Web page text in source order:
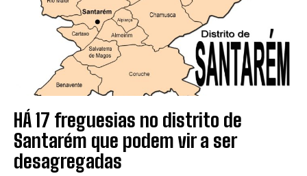
HÁ 17 freguesias no distrito de
Santarém que podem vir a ser
desagregadas